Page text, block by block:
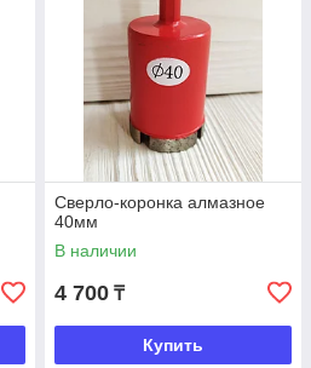
Сверло-коронка алмазное
40мм
В наличии
4 700 ₸
Купить